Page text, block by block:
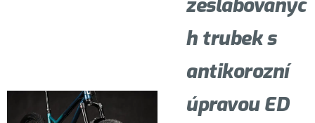
h trubek s
antikorozní
úpravou ED